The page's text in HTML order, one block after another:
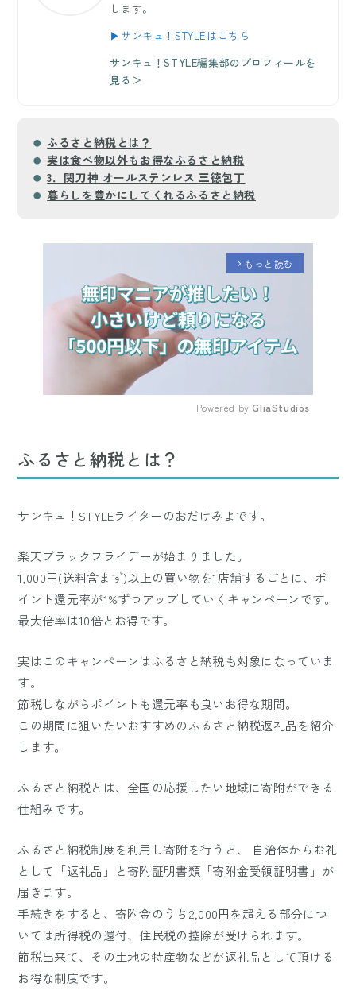
します。
▶サンキュ！STYLEはこちら
サンキュ！STYLE編集部のプロフィールを
見る＞
ふるさと納税とは？
実は食べ物以外もお得なふるさと納税
3．関刀神 オールステンレス 三徳包丁
暮らしを豊かにしてくれるふるさと納税
arrow_forward_ios もっと読む
Powered by GliaStudios
ふるさと納税とは？
サンキュ！STYLEライターのおだけみよです。
楽天ブラックフライデーが始まりました。
1,000円(送料含まず)以上の買い物を1店舗するごとに、ポ
イント還元率が1%ずつアップしていくキャンペーンです。
最大倍率は10倍とお得です。
実はこのキャンペーンはふるさと納税も対象になっていま
す。
節税しながらポイントも還元率も良いお得な期間。
この期間に狙いたいおすすめのふるさと納税返礼品を紹介
します。
ふるさと納税とは、全国の応援したい地域に寄附ができる
仕組みです。
ふるさと納税制度を利用し寄附を行うと、 自治体からお礼
として「返礼品」と寄附証明書類「寄附金受領証明書」が
届きます。
手続きをすると、寄附金のうち2,000円を超える部分につ
いては所得税の還付、住民税の控除が受けられます。
節税出来て、その土地の特産物などが返礼品として頂ける
お得な制度です。